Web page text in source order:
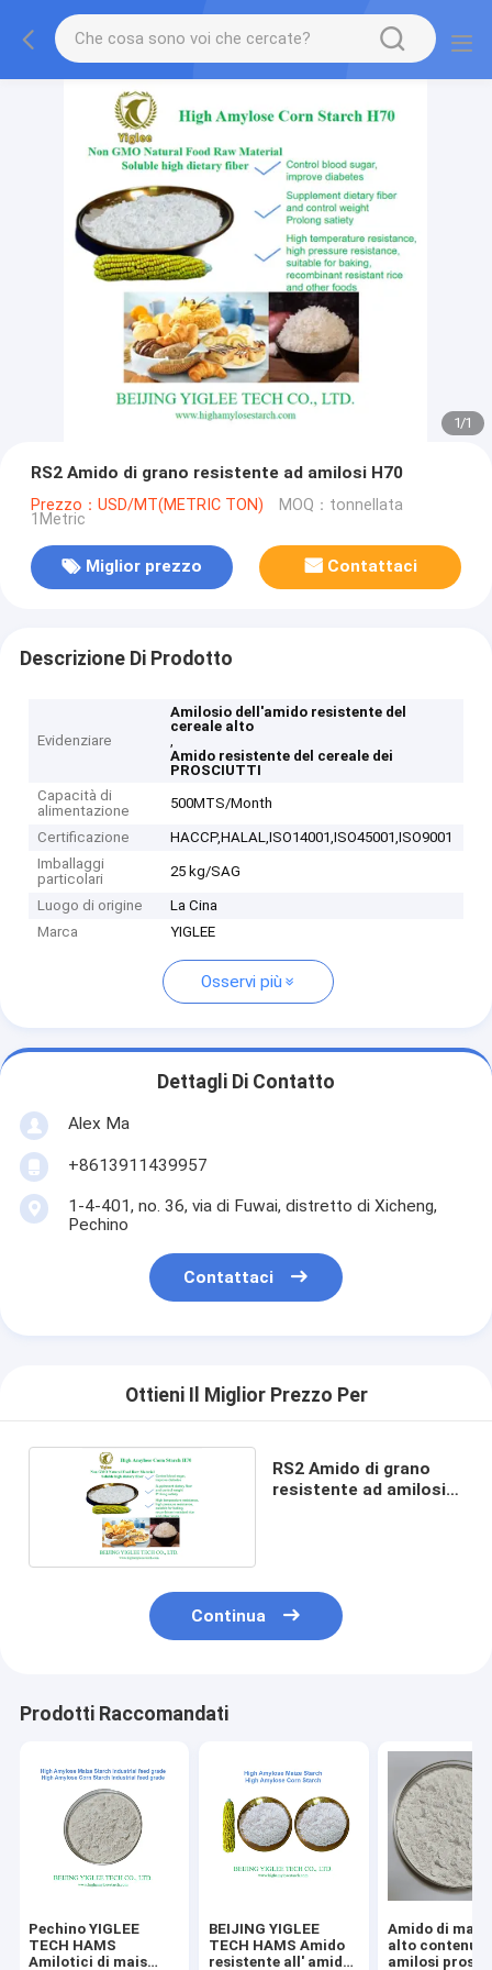
1/1
RS2 Amido di grano resistente ad amilosi H70
Prezzo：USD/MT(METRIC TON) MOQ：tonnellata
1Metric
Miglior prezzo Contattaci
Descrizione Di Prodotto
Evidenziare
Amilosio dell'amido resistente del
cereale alto
,
Amido resistente del cereale dei
PROSCIUTTI
Capacità di
alimentazione
500MTS/Month
Certificazione
HACCP,HALAL,ISO14001,ISO45001,ISO9001
Imballaggi
particolari
25 kg/SAG
Luogo di origine
La Cina
Marca
YIGLEE
Osservi più
Dettagli Di Contatto
Alex Ma
+8613911439957
1-4-401, no. 36, via di Fuwai, distretto di Xicheng,
Pechino
Contattaci
Ottieni Il Miglior Prezzo Per
RS2 Amido di grano
resistente ad amilosi
Continua
Prodotti Raccomandati
Pechino YIGLEE
TECH HAMS
Amilotici di mais
BEIJING YIGLEE
TECH HAMS Amido
resistente all' amido
Amido di mais
alto
amilosi